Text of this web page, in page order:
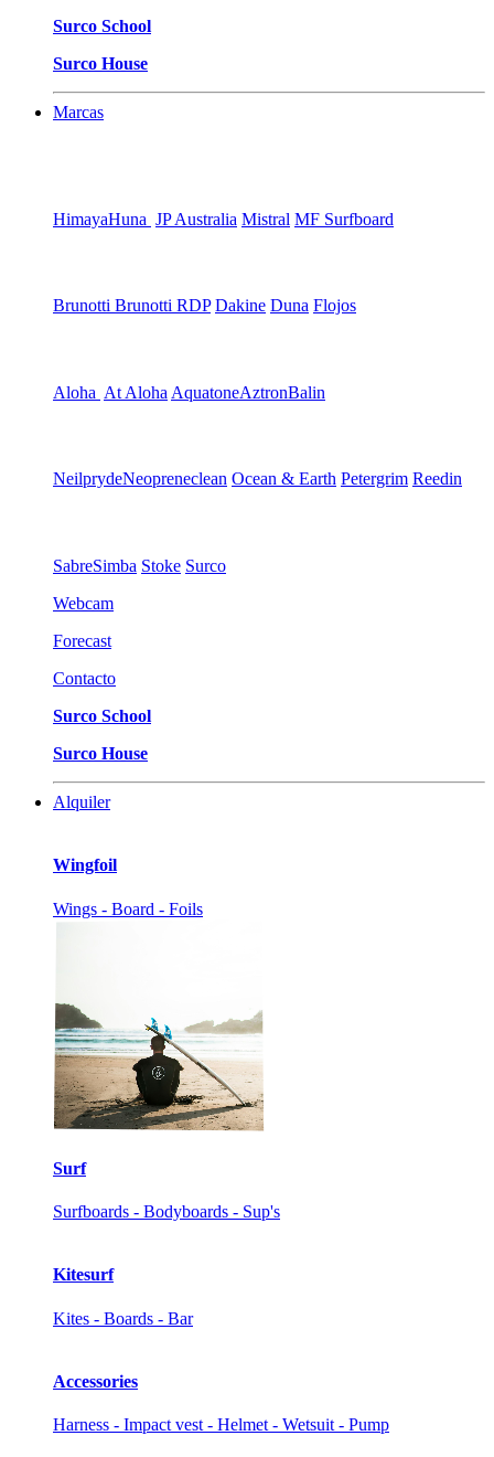
Surco School
Surco House
Marcas
HimayaHuna JP Australia Mistral MF Surfboard
Brunotti Brunotti RDP Dakine Duna Flojos
Aloha At Aloha AquatoneAztronBalin
NeilprydeNeopreneclean Ocean & Earth Petergrim Reedin
SabreSimba Stoke Surco
Webcam
Forecast
Contacto
Surco School
Surco House
Alquiler
Wingfoil
Wings - Board - Foils
Surf
Surfboards - Bodyboards - Sup's
Kitesurf
Kites - Boards - Bar
Accessories
Harness - Impact vest - Helmet - Wetsuit - Pump